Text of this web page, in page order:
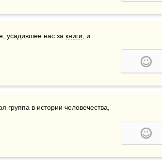
усадившее нас за книги , и
группа в истории человечества,